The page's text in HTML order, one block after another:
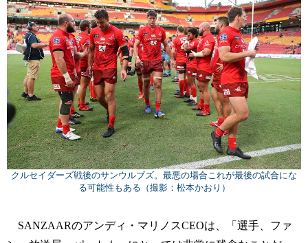
クルセイダーズ戦後のサンウルブズ。最悪の場合これが最後の試合にな
る可能性もある（撮影：松本かおり）
SANZAARのアンディ・マリノスCEOは、「選手、ファ